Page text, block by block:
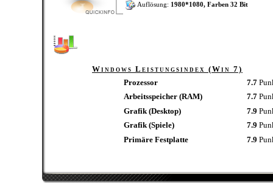
Auflösung: 1980*1080, Farben 32 Bit
Windows Leistungsindex (Win 7)
Prozessor
7.7
Arbeitsspeicher (RAM)
7.7
Grafik (Desktop)
7.9
Grafik (Spiele)
7.9
Primäre Festplatte
7.9